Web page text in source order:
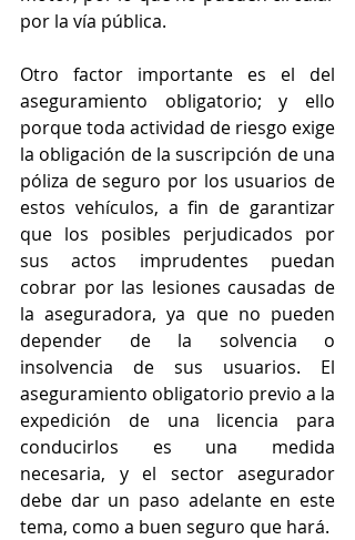
por la vía pública.
Otro factor importante es el del
aseguramiento obligatorio; y ello
porque toda actividad de riesgo exige
la obligación de la suscripción de una
póliza de seguro por los usuarios de
estos vehículos, a fin de garantizar
que los posibles perjudicados por
sus actos imprudentes puedan
cobrar por las lesiones causadas de
la aseguradora, ya que no pueden
depender de la solvencia o
insolvencia de sus usuarios. El
aseguramiento obligatorio previo a la
expedición de una licencia para
conducirlos es una medida
necesaria, y el sector asegurador
debe dar un paso adelante en este
tema, como a buen seguro que hará.